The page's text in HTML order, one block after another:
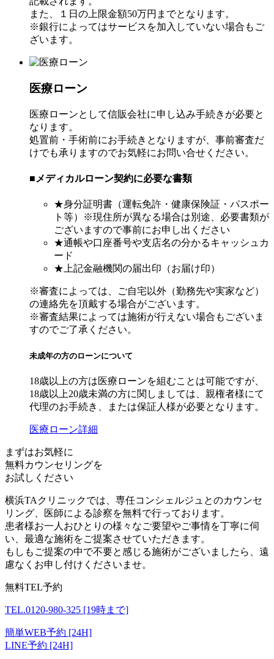
また、１日の上限金額50万円までとなります。
※銀行によってはサービスを加入していない場合もご
ざいます。
医療ローン
医療ローンとして信販会社に申し込み手続きが必要と
なります。
処置前・手術前にお手続きとなりますが、事前審査だ
けでも承りますのでお気軽にお問い合せください。
■メディカルローン契約に必要な書類
★身分証明書（運転免許・健康保険証・パスポー
ト等）※現住所が異なる場合は別途、必要書類が
ございますので事前にお申し出ください
★通帳や口座番号や支店名の分かるキャッシュカ
ード
★上記金融機関の届出印（お届け印）
※審査によっては、ご自宅以外（勤務先や実家など）
の連絡先を頂戴する場合がございます。
※審査結果によっては施術が行えない場合もございま
すのでご了承ください。
未成年の方のローンについて
18歳以上の方は医療ローンを組むことは可能ですが、
18歳以上20歳未満の方に関しましては、親権者様にて
代理のお手続き、または保証人様が必要となります。
医療ローン詳細
まずはお気軽に
無料カウンセリングを
お試しください
横浜TAクリニックでは、専任コンシェルジュとのカウンセ
リング、医師による診察を無料で行っております。
患者様お一人おひとりの様々なご要望やご事情を丁寧に伺
い、最適な施術をご提案させていただきます。
もしもご提案の中で不要と感じる施術がございましたら、遠
慮なくお申し付けくださいませ。
無料TEL予約
TEL.0120-980-325 [19時まで]
簡単WEB予約 [24H]
LINE予約 [24H]